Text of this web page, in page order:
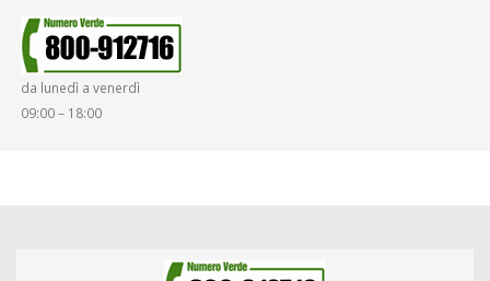
da lunedì a venerdì
09:00 – 18:00